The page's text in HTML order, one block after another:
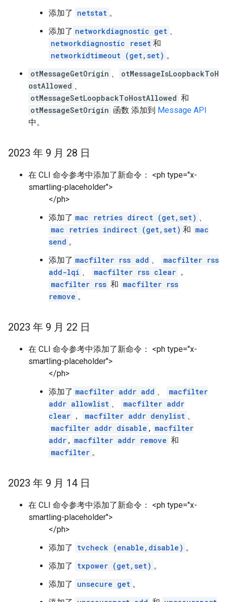
添加了 netstat 。
添加了 networkdiagnostic get 、
networkdiagnostic reset 和
networkidtimeout (get,set) 。
otMessageGetOrigin 、
otMessageIsLoopbackToH
ostAllowed 、
otMessageSetLoopbackToHostAllowed 和
otMessageSetOrigin 函数 添加到 Message API
中。
2023 年 9 月 28 日
在 CLI 命令参考中添加了新命令： <ph type="x-
smartling-placeholder">
</ph>
添加了 mac retries direct (get,set) 、
mac retries indirect (get,set) 和 mac
send 。
添加了 macfilter rss add 、
macfilter rss
add-lqi 、 macfilter rss clear ，
macfilter rss 和 macfilter rss
remove 。
2023 年 9 月 22 日
在 CLI 命令参考中添加了新命令： <ph type="x-
smartling-placeholder">
</ph>
添加了 macfilter addr add 、
macfilter
addr allowlist 、
macfilter addr
clear ， macfilter addr denylist 、
macfilter addr disable , macfilter
addr , macfilter addr remove 和
macfilter 。
2023 年 9 月 14 日
在 CLI 命令参考中添加了新命令： <ph type="x-
smartling-placeholder">
</ph>
添加了 tvcheck (enable,disable) 。
添加了 txpower (get,set) 。
添加了 unsecure get 。